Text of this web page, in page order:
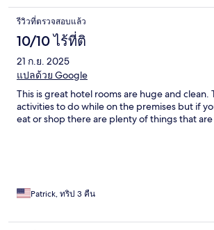
รีวิวที่ตรวจสอบแล้ว
10/10 ไร้ที่ติ
21 ก.ย. 2025
แปลด้วย Google
This is great hotel rooms are huge and clean.
activities to do while on the premises but if
eat or shop there are plenty of things that are
Patrick, ทริป 3 คืน